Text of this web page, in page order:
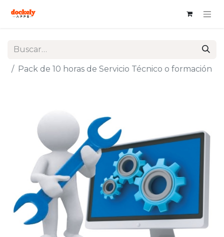
Pack de 10 horas de Servicio Técnico o formación